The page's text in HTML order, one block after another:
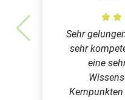
Sehr
sehr
eine